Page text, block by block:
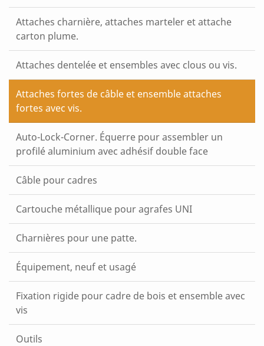
Attaches charnière, attaches marteler et attache
carton plume.
Attaches dentelée et ensembles avec clous ou vis.
Attaches fortes de câble et ensemble attaches
fortes avec vis.
Auto-Lock-Corner. Équerre pour assembler un
profilé aluminium avec adhésif double face
Câble pour cadres
Cartouche métallique pour agrafes UNI
Charnières pour une patte.
Équipement, neuf et usagé
Fixation rigide pour cadre de bois et ensemble avec
vis
Outils